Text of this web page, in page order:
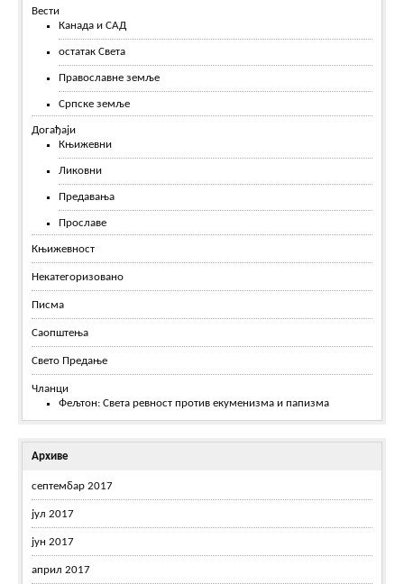
Вести
Канада и САД
остатак Света
Православне земље
Српске земље
Догађаји
Књижевни
Ликовни
Предавања
Прославе
Књижевност
Некатегоризовано
Писма
Саопштења
Свето Предање
Чланци
Фељтон: Света ревност против екуменизма и папизма
Архиве
септембар 2017
јул 2017
јун 2017
април 2017